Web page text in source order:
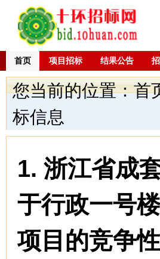
首页 项目招标 结果公告
您当前的位置：首
标信息
1. 浙江省成
于行政一号
项目的竞争